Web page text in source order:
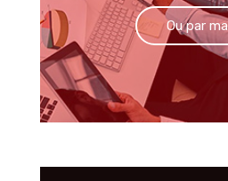
Ou par
Contactez-